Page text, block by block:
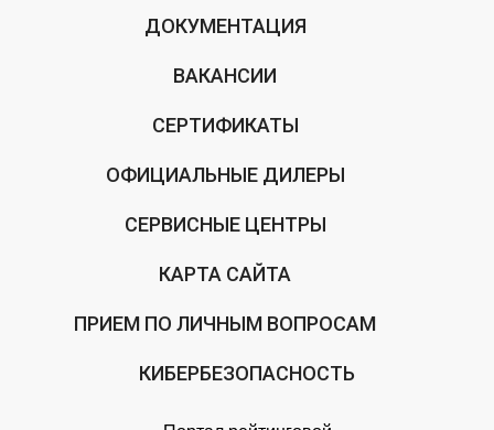
ДОКУМЕНТАЦИЯ
ВАКАНСИИ
СЕРТИФИКАТЫ
ОФИЦИАЛЬНЫЕ ДИЛЕРЫ
СЕРВИСНЫЕ ЦЕНТРЫ
КАРТА САЙТА
ПРИЕМ ПО ЛИЧНЫМ ВОПРОСАМ
КИБЕРБЕЗОПАСНОСТЬ